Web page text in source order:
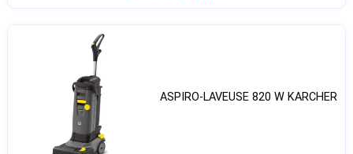
ASPIRO-LAVEUSE 820 W KARCHER